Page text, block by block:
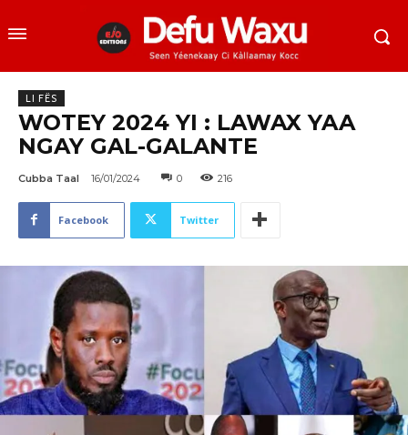
LI FËS
WOTEY 2024 YI : LAWAX YAA
NGAY GAL-GALANTE
Cubba Taal 16/01/2024 0 216
Facebook Twitter